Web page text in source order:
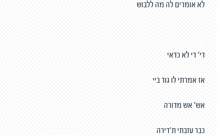
לא אומרים לה מה ללבוש
די’ די לא כדאי
אז אמרתי לו גוד ביי
אש’ אש מדורה
כבר עזבתי ת׳דירה